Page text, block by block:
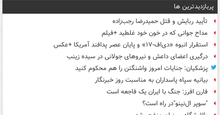
پربازدیدترین ها
تأیید ربایش و قتل حمیدرضا رجب‌زاده
مداح جوانی که در خون خود غلطید +فیلم
استقرار انبوه «دی‌اف‑۱۷» و پایان عصر پدافند آمریکا +عکس
درگیری اعضای داعش و نیروهای جولانی در سیده زینب
پزشکیان: جنایات امروز واشنگتن را هم محکوم کنید
بیانیه سپاه پاسداران به مناسبت روز خبرنگار
فارن افرز: جنگ با ایران یک فاجعه است
"سوپر ال‌نینو"در راه است؟